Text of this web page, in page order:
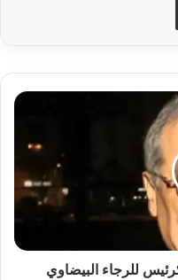
للرجاء البيضاوي